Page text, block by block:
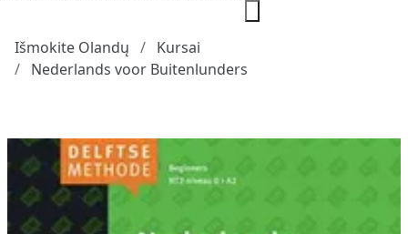
Išmokite Olandų
Kursai
Nederlands voor Buitenlunders